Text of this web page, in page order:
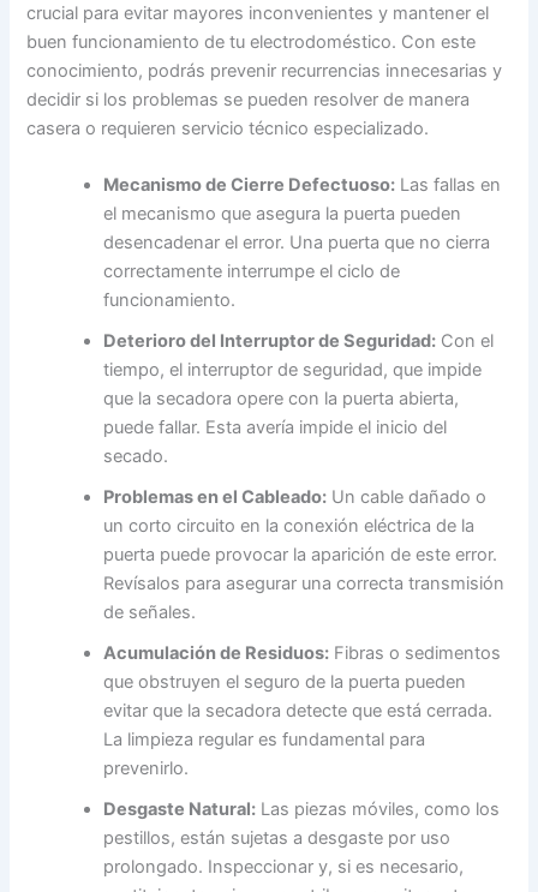
crucial para evitar mayores inconvenientes y mantener el
buen funcionamiento de tu electrodoméstico. Con este
conocimiento, podrás prevenir recurrencias innecesarias y
decidir si los problemas se pueden resolver de manera
casera o requieren servicio técnico especializado.
Mecanismo de Cierre Defectuoso: Las fallas en
el mecanismo que asegura la puerta pueden
desencadenar el error. Una puerta que no cierra
correctamente interrumpe el ciclo de
funcionamiento.
Deterioro del Interruptor de Seguridad: Con el
tiempo, el interruptor de seguridad, que impide
que la secadora opere con la puerta abierta,
puede fallar. Esta avería impide el inicio del
secado.
Problemas en el Cableado: Un cable dañado o
un corto circuito en la conexión eléctrica de la
puerta puede provocar la aparición de este error.
Revísalos para asegurar una correcta transmisión
de señales.
Acumulación de Residuos: Fibras o sedimentos
que obstruyen el seguro de la puerta pueden
evitar que la secadora detecte que está cerrada.
La limpieza regular es fundamental para
prevenirlo.
Desgaste Natural: Las piezas móviles, como los
pestillos, están sujetas a desgaste por uso
prolongado. Inspeccionar y, si es necesario,